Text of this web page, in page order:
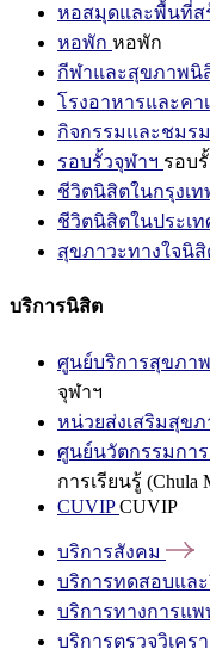
หอสมุดและพื้นที่ส
หอพัก หอพัก
กีฬาและสุขภาพนิ
โรงอาหารและคา
กิจกรรมและชมรม
รอบรั้วจุฬาฯ รอบ
ชีวิตนิสิตในกรุงเท
ชีวิตนิสิตในประเท
สุขภาวะทางใจนิ
บริการนิสิต
ศูนย์บริการสุขภา
จุฬาฯ
หน่วยส่งเสริมสุข
ศูนย์นวัตกรรมการ
การเรียนรู้ (Chula
CUVIPCUVIP
บริการสังคม
บริการทดสอบแล
บริการทางการแพ
บริการตรวจวิเค